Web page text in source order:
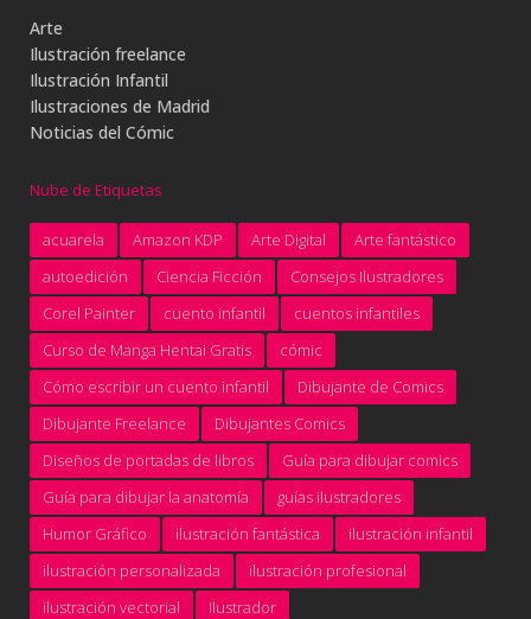
Arte
Ilustración freelance
Ilustración Infantil
Ilustraciones de Madrid
Noticias del Cómic
Nube de Etiquetas
acuarela Amazon KDP Arte Digital
Arte fantástico
autoedición
Ciencia Ficción
Consejos Ilustradores
Corel Painter
cuento infantil
cuentos infantiles
Curso de Manga Hentai Gratis
cómic
Cómo escribir un cuento infantil
Dibujante de Comics
Dibujante Freelance
Dibujantes Comics
Diseños de portadas de libros
Guía para dibujar comics
Guía para dibujar la anatomía
guías ilustradores
Humor Gráfico
ilustración fantástica
ilustración infantil
ilustración personalizada
ilustración profesional
ilustración vectorial
Ilustrador